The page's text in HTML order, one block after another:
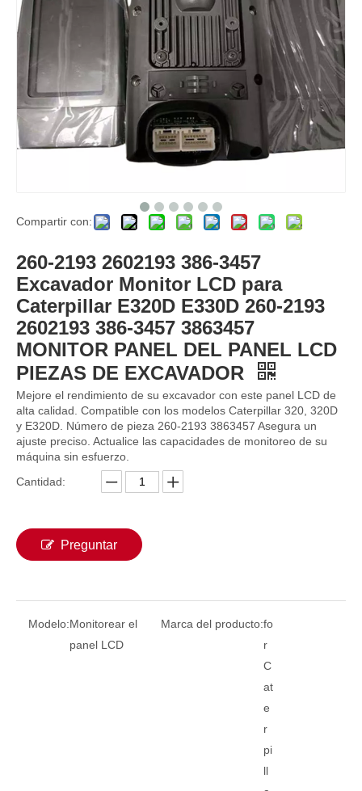
Válvula solenoide EC210B EC240B 14526664 Solución diseñada para vehículos comerciales de servicio pesado 14526664 EC Serie
Controlador ECU D13A 20977019 para Volvo Controlador VECU Control MD 169144 Kit de ajuste ECU OBD2 ECU
Compartir con:
260-2193 2602193 386-3457
Excavador Monitor LCD para
Caterpillar E320D E330D 260-2193
2602193 386-3457 3863457
MONITOR PANEL DEL PANEL LCD
PIEZAS DE EXCAVADOR
Mejore el rendimiento de su excavador con este panel LCD de
alta calidad. Compatible con los modelos Caterpillar 320, 320D
y E320D. Número de pieza 260-2193 3863457 Asegura un
ajuste preciso. Actualice las capacidades de monitoreo de su
máquina sin esfuerzo.
Cantidad:
Preguntar
Modelo:Monitorear el
panel LCD
Marca del producto:fo
r
C
at
e
r
pi
ll